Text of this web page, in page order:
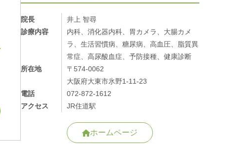
院長
井上 智尋
診療内容
内科、消化器内科、胃カメラ、大腸カメ
ラ、生活習慣病、糖尿病、高血圧、脂質異
常症、高尿酸血症、予防接種、健康診断
所在地
〒574-0062
大阪府大東市氷野1-11-23
電話
072-872-1612
アクセス
JR住道駅
ホームページ